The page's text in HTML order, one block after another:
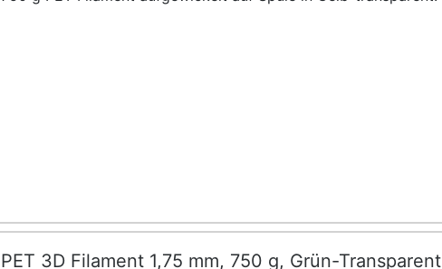
PET 3D Filament 1,75 mm, 750 g, Grün-Transparent